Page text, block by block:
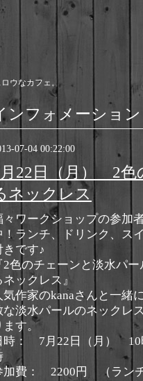
ウなカフェ。
ンフォメーション
07-04 00:22:00
22日（月） 2色
ネックレス
々ワークショップの参加
！ランチ、ドリンク、ス
きです♪
2色のチェーンと淡水パ
ネックレス』
気作家のkanaさんと一緒
な淡水パールのネックレ
ます。
時： 7月22日（月） 10
加費： 2200円 （ラン